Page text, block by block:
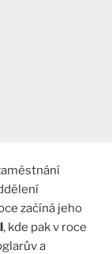
začíná jeho
, kde pak v roce
a